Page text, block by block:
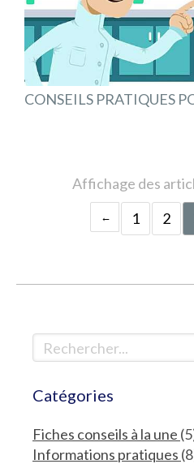
Affichage des
1
2
Rechercher
Catégories
Fiches conseils à la une
Informations pratiques